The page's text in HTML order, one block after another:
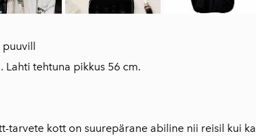
Lahti tehtuna pikkus 56 cm.
tarvete kott on suurepärane abiline nii reisil kui ka